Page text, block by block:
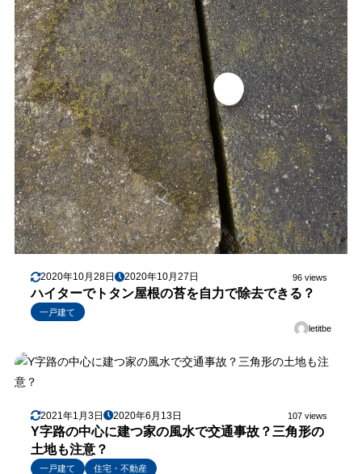
2020年10月28日 2020年10月27日 96 views
ハイターでトタン屋根の苔を自力で除去できる？
一戸建て
letitbe
2021年1月3日 2020年6月13日 107 views
Y字路の中心に建つ家の風水で交通事故？三角形の
土地も注意？
一戸建て
住宅・不動産